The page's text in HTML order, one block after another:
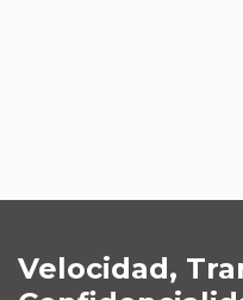
Velocidad,